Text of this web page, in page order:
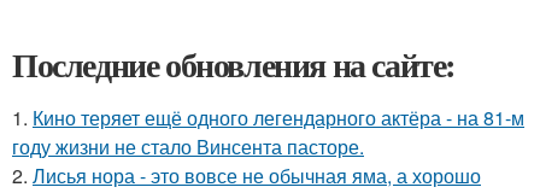
Последние обновления на сайте:
1. Кино теряет ещё одного легендарного актёра - на 81-м
году жизни не стало Винсента пасторе.
2. Лисья нора - это вовсе не обычная яма, а хорошо